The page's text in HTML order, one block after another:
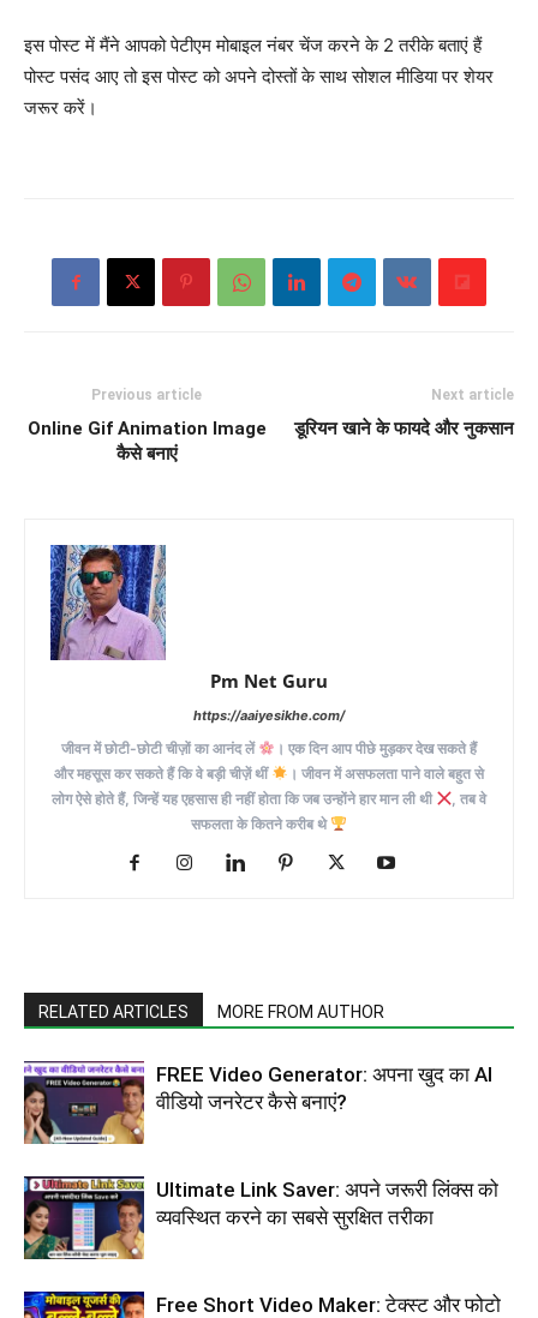
इस पोस्ट में मैंने आपको पेटीएम मोबाइल नंबर चेंज करने के 2 तरीके बताएं हैं
पोस्ट पसंद आए तो इस पोस्ट को अपने दोस्तों के साथ सोशल मीडिया पर शेयर
जरूर करें।
Previous article
Online Gif Animation Image
कैसे बनाएं
Next article
डूरियन खाने के फायदे और नुकसान
Pm Net Guru
https://aaiyesikhe.com/
जीवन में छोटी-छोटी चीज़ों का आनंद लें
। एक दिन आप पीछे मुड़कर देख सकते हैं
और महसूस कर सकते हैं कि वे बड़ी चीज़ें थीं
। जीवन में असफलता पाने वाले बहुत से
लोग ऐसे होते हैं, जिन्हें यह एहसास ही नहीं होता कि जब उन्होंने हार मान ली थी
, तब वे
सफलता के कितने करीब थे
RELATED ARTICLES MORE FROM AUTHOR
FREE Video Generator: अपना खुद का AI
वीडियो जनरेटर कैसे बनाएं?
Ultimate Link Saver: अपने जरूरी लिंक्स को
व्यवस्थित करने का सबसे सुरक्षित तरीका
Free Short Video Maker: टेक्स्ट और फोटो